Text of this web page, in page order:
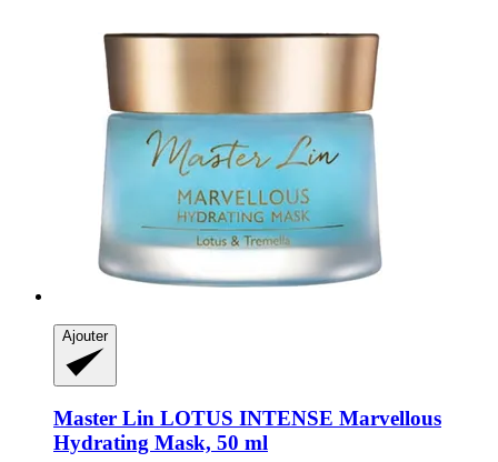
Ajouter
Master Lin LOTUS INTENSE Marvellous
Hydrating Mask, 50 ml